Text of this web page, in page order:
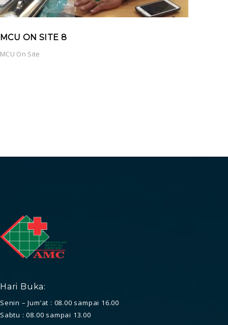
MCU ON SITE 8
MCU On Site
Hari Buka:
Senin – Jum’at : 08.00 sampai 16.00
Sabtu : 08.00 sampai 13.00